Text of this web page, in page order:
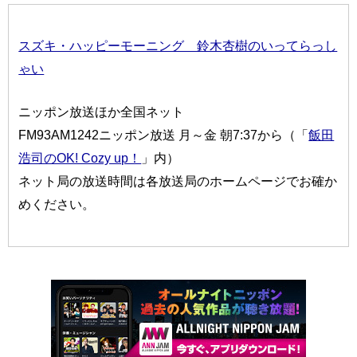
スズキ・ハッピーモーニング 鈴木杏樹のいってらっし
ゃい
ニッポン放送ほか全国ネット
FM93AM1242ニッポン放送 月～金 朝7:37から（「飯田
浩司のOK! Cozy up！
」内）
ネット局の放送時間は各放送局のホームページでお確か
めください。